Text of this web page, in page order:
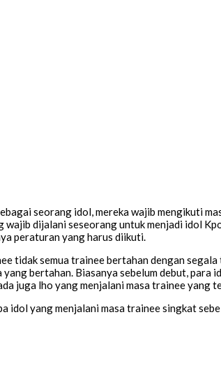
seorang idol, mereka wajib mengikuti
wajib dijalani seseorang untuk menjadi idol
peraturan yang harus diikuti.
tidak semua trainee bertahan dengan
bertahan. Biasanya sebelum debut, para
juga lho yang menjalani masa trainee yang
idol yang menjalani masa trainee singkat